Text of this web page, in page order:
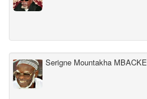
Serigne Mountakha MBACKE